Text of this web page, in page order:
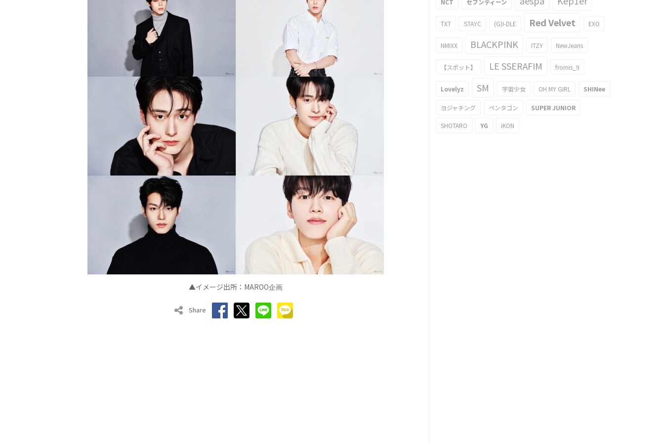
▲イメージ出所： MAROO企画
Share
NCT セブンティーン
TXT STAYC (G)I-DLE Red Velvet EXO
NMIXX BLACKPINK ITZY NewJeans
【スポット】 LE SSERAFIM fromis_9
Lovelyz SM 宇宙少女 OH MY GIRL SHINee
ヨジャチング ペンタゴン SUPER JUNIOR
SHOTARO YG iKON